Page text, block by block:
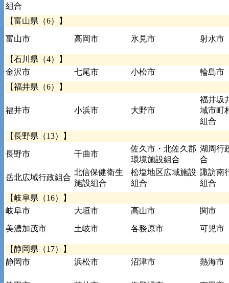
組合
【富山県（6）】
富山市 高岡市 氷見市 射水市
【石川県（4）】
金沢市
七尾市 小松市
輪島市
【福井県（6）】
福井市 小浜市 大野市
福井坂
域市町
組合
【長野県（13）】
長野市 千曲市
佐久市・北佐久郡
環境施設組合
湖周行
合
岳北広域行政組合
北信保健衛生
施設組合
松塩地区広域施設
組合
諏訪南
組合
【岐阜県（16）】
岐阜市
大垣市 高山市 関市
美濃加茂市 土岐市 各務原市 可児市
【静岡県（17）】
静岡市
浜松市 沼津市 熱海市